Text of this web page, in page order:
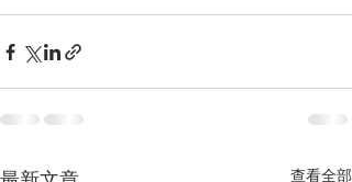
查看全部